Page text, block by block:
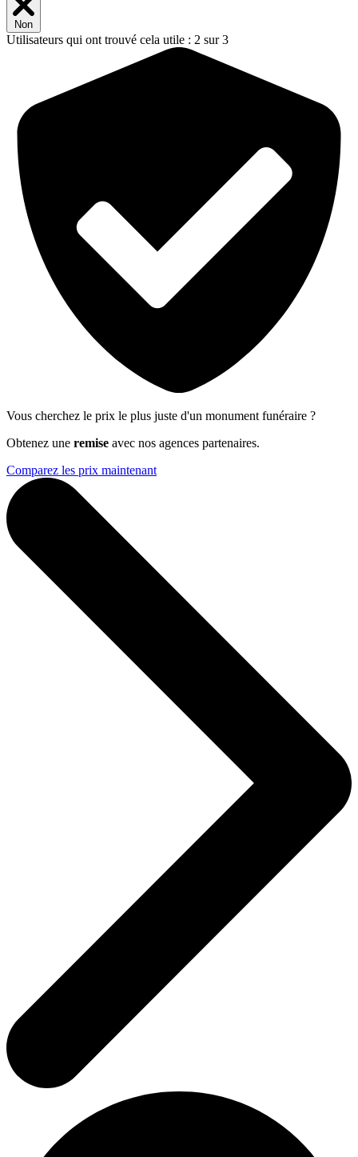
Non
Utilisateurs qui ont trouvé cela utile : 2 sur 3
Vous cherchez le prix le plus juste d'un monument funéraire ?
Obtenez une remise avec nos agences partenaires.
Comparez les prix maintenant